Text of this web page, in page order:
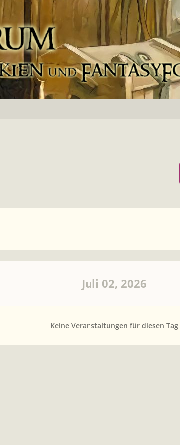
Juli 02, 2026
Keine Veranstaltungen für diesen Tag